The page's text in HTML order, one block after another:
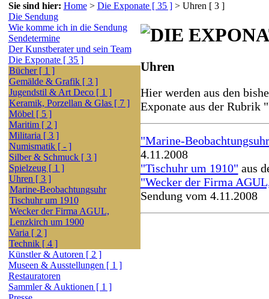
Sie sind hier: Home > Die Exponate [ 35 ] >Uhren [ 3 ]
Die Sendung
Wie komme ich in die Sendung
Sendetermine
Der Kunstberater und sein Team
Die Exponate [ 35 ]
Bücher [ 1 ]
Gemälde & Grafik [ 3 ]
Jugendstil & Art Deco [ 1 ]
Keramik, Porzellan & Glas [ 7 ]
Möbel [ 5 ]
Maritim [ 2 ]
Militaria [ 3 ]
Numismatik [ - ]
Silber & Schmuck [ 3 ]
Spielzeug [ 1 ]
Uhren [ 3 ]
Marine-Beobachtungsuhr
Tischuhr um 1910
Wecker der Firma AGUL,
Lenzkirch um 1900
Varia [ 2 ]
Technik [ 4 ]
Künstler & Autoren [ 2 ]
Museen & Ausstellungen [ 1 ]
Restauratoren
Sammler & Auktionen [ 1 ]
Uhren
Hier werden aus den
Exponate aus der Rubrik
"Marine-
4.11.2008
"Tischuhr um 1910" aus
"Wecker der Firma
Sendung vom 4.11.2008